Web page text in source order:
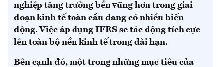
nghiệp tăng trưởng bền vững hơn trong giai
đoạn kinh tế toàn cầu đang có nhiều biến
động. Việc áp dụng IFRS sẽ tác động tích cực
lên toàn bộ nền kinh tế trong dài hạn.
Bên cạnh đó, một trong những mục tiêu của